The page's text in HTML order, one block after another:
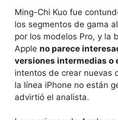
Ming-Chi Kuo fue
los segmentos de gama
por los modelos Pro, y la
Apple no parece
versiones intermedias o
intentos de crear nuevas
la línea iPhone no están
advirtió el analista.